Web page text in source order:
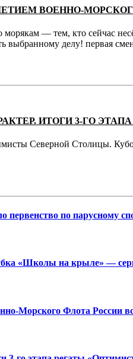
ВОЕННО-
морякам — тем, кто сейчас
выбранному делу! первая
ИТОГИ 3-ГО
Северной Столицы.
первенство по парусному
«Школы на крыле» —
Морского Флота России